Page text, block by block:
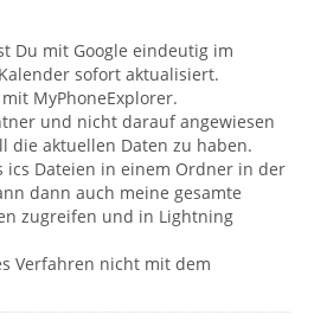
Du mit Google eindeutig im
sofort aktualisiert.
MyPhoneExplorer.
und nicht darauf angewiesen
die aktuellen Daten zu haben.
ics Dateien in einem Ordner in der
dann auch meine gesamte
zugreifen und in Lightning
Verfahren nicht mit dem